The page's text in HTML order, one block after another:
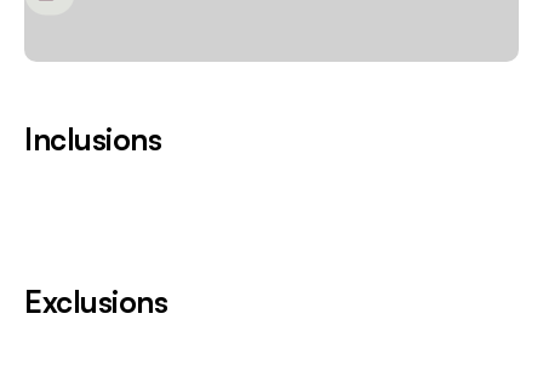
Inclusions
Exclusions